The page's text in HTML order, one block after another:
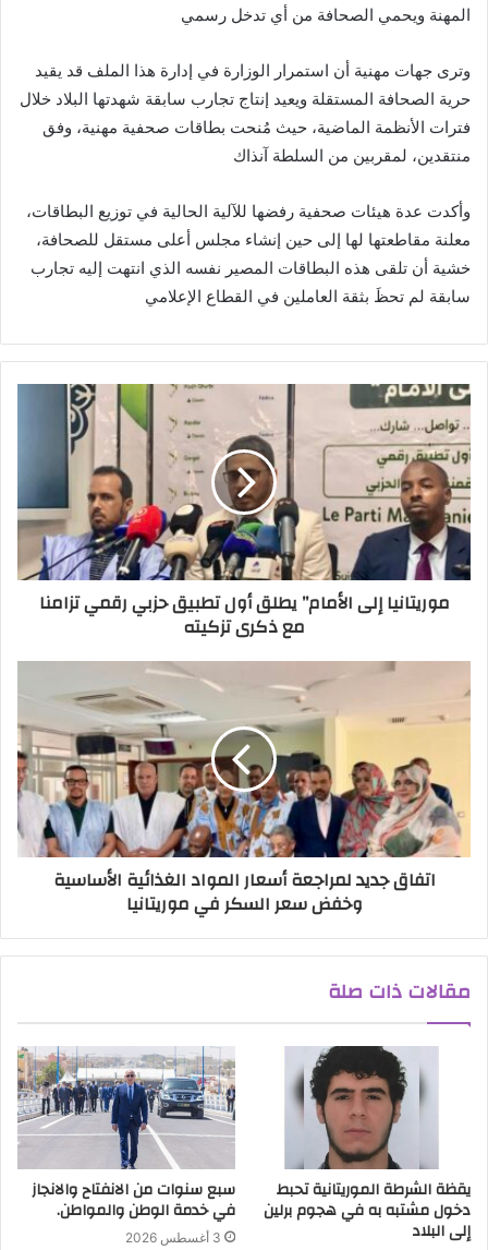
المهنة ويحمي الصحافة من أي تدخل رسمي
‎وترى جهات مهنية أن استمرار الوزارة في إدارة هذا الملف قد يقيد
حرية الصحافة المستقلة ويعيد إنتاج تجارب سابقة شهدتها البلاد خلال
فترات الأنظمة الماضية، حيث مُنحت بطاقات صحفية مهنية، وفق
منتقدين، لمقربين من السلطة آنذاك
‎وأكدت عدة هيئات صحفية رفضها للآلية الحالية في توزيع البطاقات،
معلنة مقاطعتها لها إلى حين إنشاء مجلس أعلى مستقل للصحافة،
خشية أن تلقى هذه البطاقات المصير نفسه الذي انتهت إليه تجارب
سابقة لم تحظَ بثقة العاملين في القطاع الإعلامي
موريتانيا إلى الأمام” يطلق أول تطبيق حزبي رقمي تزامنا
مع ذكرى تزكيته
اتفاق جديد لمراجعة أسعار المواد الغذائية الأساسية
وخفض سعر السكر في موريتانيا
مقالات ذات صلة
يقظة الشرطة الموريتانية تحبط
دخول مشتبه به في هجوم برلين
إلى البلاد
سبع سنوات من الانفتاح والانجاز
في خدمة الوطن والمواطن.
3 أغسطس 2026